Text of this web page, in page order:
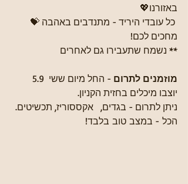
באזורנו💖
מחכים לכם!
** נשמח שתעבירו גם לאחרים
מוזמנים לתרום - החל מיום ששי  5.9
יוצבו מיכלים בחזית הקניון.
ניתן לתרום - בגדים,   אקססוריז, תכשיטים.
הכל - במצב טוב בלבד!